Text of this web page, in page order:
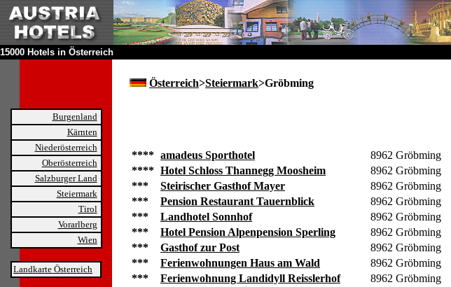
15000 Hotels in Österreich
Burgenland
Kärnten
Niederösterreich
Oberösterreich
Salzburger Land
Steiermark
Tirol
Vorarlberg
Wien
Landkarte Österreich
Österreich>Steiermark>Gröbming
**** amadeus Sporthotel
8962 Gröbming
**** Hotel Schloss Thannegg Moosheim
8962 Gröbming
***
Steirischer Gasthof Mayer
8962 Gröbming
***
Pension Restaurant Tauernblick
8962 Gröbming
***
Landhotel Sonnhof
8962 Gröbming
***
Hotel Pension Alpenpension Sperling
8962 Gröbming
***
Gasthof zur Post
8962 Gröbming
***
Ferienwohnungen Haus am Wald
8962 Gröbming
***
Ferienwohnung Landidyll Reisslerhof
8962 Gröbming